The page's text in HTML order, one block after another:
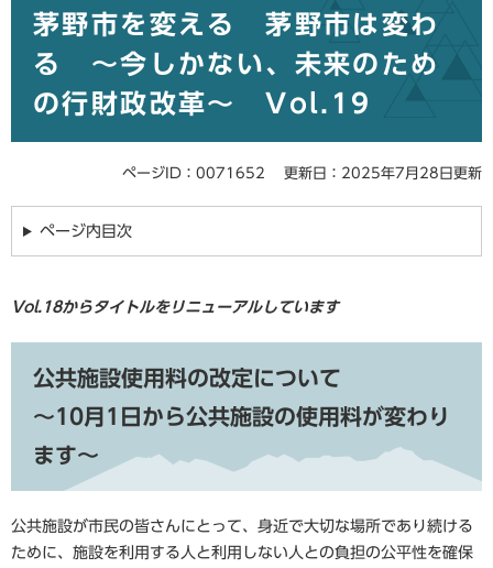
茅野市を変える 茅野市は変わ
る ～今しかない、未来のため
の行財政改革～ Vol.19
ページID：0071652 更新日：2025年7月28日更新
ページ内目次
Vol.18からタイトルをリニューアルしています
公共施設使用料の改定について
～10月 1​ 日から公共施設の使用料が変わり
ます～
公共施設が市民の皆さんにとって、身近で大切な場所であり続ける
ために、施設を利用する人と利用しない人との負担の公平性を確保